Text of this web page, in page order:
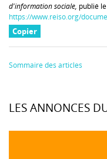
d'information sociale, publié
https://www.reiso.org/
Copier
Sommaire des articles
LES ANNONCES